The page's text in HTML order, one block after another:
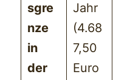
sgre
nze
in
der
Jahr
(4.68
7,50
Euro